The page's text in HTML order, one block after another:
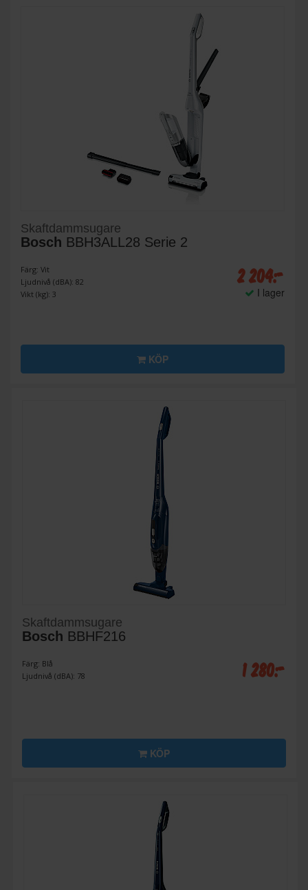
Skaftdammsugare
Bosch BBH3ALL28 Serie 2
Färg: Vit
Ljudnivå (dBA): 82
Vikt (kg): 3
2 204:-
I lager
KÖP
Skaftdammsugare
Bosch BBHF216
Färg: Blå
Ljudnivå (dBA): 78
1 280:-
KÖP